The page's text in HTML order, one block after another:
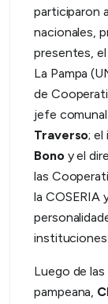
participaron
nacionales,
presentes,
La Pampa
de
jefe
Traverso; el
Bono y el
las
la COSERIA
instituciones.
Luego de
pampeana,